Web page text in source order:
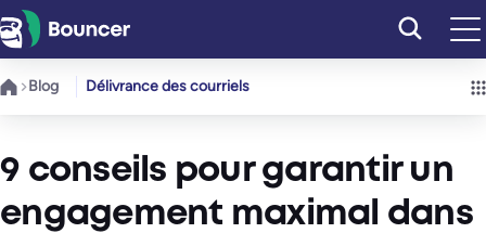
Aller
au
contenu
Blog Délivrance des courriels
9 conseils pour garantir un
engagement maximal dans